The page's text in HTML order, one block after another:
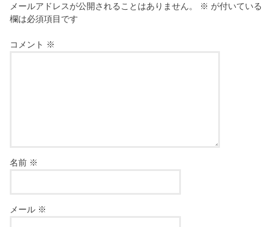
メールアドレスが公開されることはありません。 ※ が付いている
欄は必須項目です
コメント ※
名前 ※
メール ※